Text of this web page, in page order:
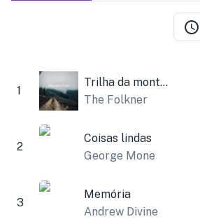
1
Trilha da montanha
The Folkner
2
Coisas lindas
George Mone
3
Memória
Andrew Divine